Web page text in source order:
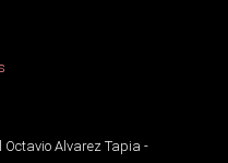
Octavio Alvarez Tapia -